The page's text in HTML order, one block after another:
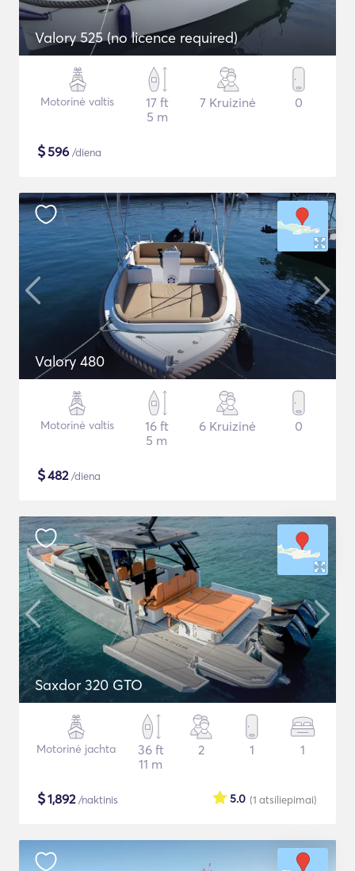
Valory 525 (no licence required)
Motorinė valtis
17 ft
5 m
7 Kruizinė 0
$596 /diena
Valory 480
Motorinė valtis
16 ft
5 m
6 Kruizinė 0
$482/diena
Saxdor 320 GTO
Motorinė jachta
36 ft
11 m
2 1 1
$1,892/naktinis (1 atsiliepimai)
5.0